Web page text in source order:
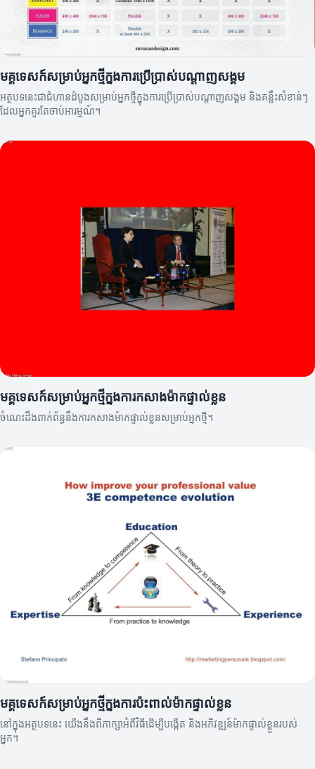
មគ្គុទេសក៍សម្រាប់អ្នកថ្មីក្នុងការប្រើប្រាស់បណ្ដាញសង្គម
អត្ថបទនេះជាជំហានដំបូងសម្រាប់អ្នកថ្មីក្នុងការប្រើប្រាស់បណ្ដាញសង្គម និងគន្លឹះសំខាន់ៗ
ដែលអ្នកគួរតែចាប់អារម្មណ៍។
មគ្គុទេសក៍សម្រាប់អ្នកថ្មីក្នុងការកសាងម៉ាកផ្ទាល់ខ្លួន
ចំណេះដឹងពាក់ព័ន្ធនឹងការកសាងម៉ាកផ្ទាល់ខ្លួនសម្រាប់អ្នកថ្មី។
មគ្គុទេសក៍សម្រាប់អ្នកថ្មីក្នុងការប៉ះពាល់ម៉ាកផ្ទាល់ខ្លួន
នៅក្នុងអត្ថបទនេះ យើងនឹងពិភាក្សាអំពីវិធីដើម្បីបង្កើត និងអភិវឌ្ឍន៍ម៉ាកផ្ទាល់ខ្លួនរបស់
អ្នក។